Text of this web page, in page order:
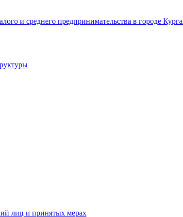
и среднего предпринимательства в городе
лиц и принятых мерах